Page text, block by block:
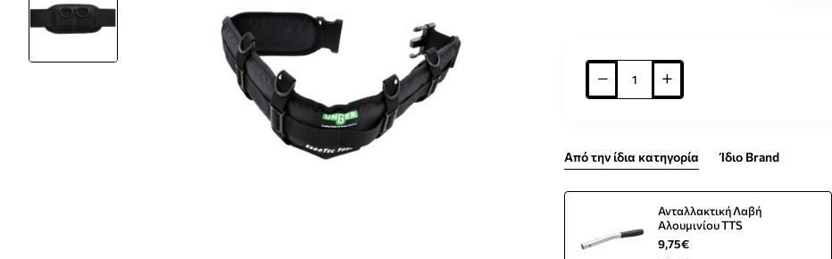
Από την ίδια κατηγορία Ίδιο Brand
Ανταλλακτική Λαβή
Αλουμινίου TTS
9,75€